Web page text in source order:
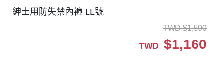
紳士用防失禁內褲 LL號
TWD $1,590
TWD $1,160